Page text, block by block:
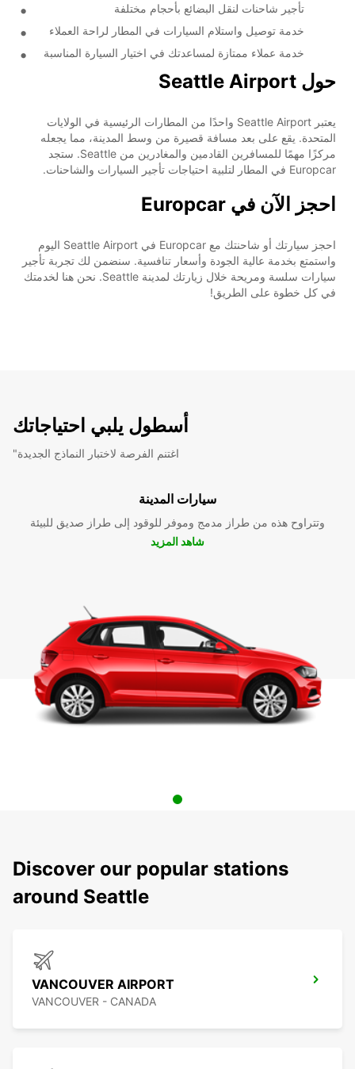
تأجير شاحنات لنقل البضائع بأحجام مختلفة
خدمة توصيل واستلام السيارات في المطار لراحة العملاء
خدمة عملاء ممتازة لمساعدتك في اختيار السيارة المناسبة
حول Seattle Airport
يعتبر Seattle Airport واحدًا من المطارات الرئيسية في الولايات
المتحدة. يقع على بعد مسافة قصيرة من وسط المدينة، مما يجعله
مركزًا مهمًا للمسافرين القادمين والمغادرين من Seattle. ستجد
Europcar في المطار لتلبية احتياجات تأجير السيارات والشاحنات.
احجز الآن في Europcar
احجز سيارتك أو شاحنتك مع Europcar في Seattle Airport اليوم
واستمتع بخدمة عالية الجودة وأسعار تنافسية. سنضمن لك تجربة تأجير
سيارات سلسة ومريحة خلال زيارتك لمدينة Seattle. نحن هنا لخدمتك
في كل خطوة على الطريق!
أسطول يلبي احتياجاتك
"اغتنم الفرصة لاختبار النماذج الجديدة
سيارات المدينة
وتتراوح هذه من طراز مدمج وموفر للوقود إلى طراز صديق للبيئة
شاهد المزيد
Discover our popular stations
around Seattle
VANCOUVER AIRPORT
VANCOUVER - CANADA